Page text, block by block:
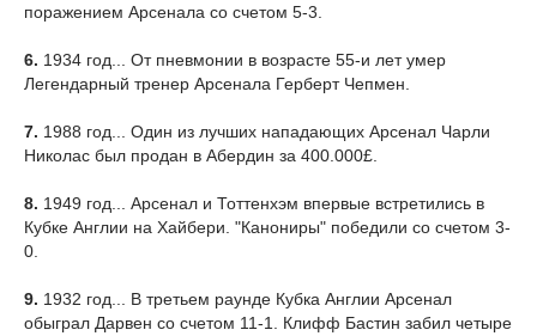
поражением Арсенала со счетом 5-3.
6. 1934 год... От пневмонии в возрасте 55-и лет умер
Легендарный тренер Арсенала Герберт Чепмен.
7. 1988 год... Один из лучших нападающих Арсенал Чарли
Николас был продан в Абердин за 400.000£.
8. 1949 год... Арсенал и Тоттенхэм впервые встретились в
Кубке Англии на Хайбери. "Канониры" победили со счетом 3-
0.
9. 1932 год... В третьем раунде Кубка Англии Арсенал
обыграл Дарвен со счетом 11-1. Клифф Бастин забил четыре